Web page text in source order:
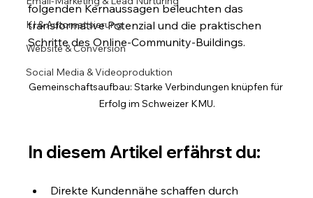
KI & Automatisierung
Website & Conversion
Social Media & Videoproduktion
folgenden Kernaussagen beleuchten das
transformative Potenzial und die praktischen
Schritte des Online-Community-Buildings.
Gemeinschaftsaufbau: Starke Verbindungen knüpfen für
Erfolg im Schweizer KMU.
In diesem Artikel erfährst du:
Direkte Kundennähe schaffen durch